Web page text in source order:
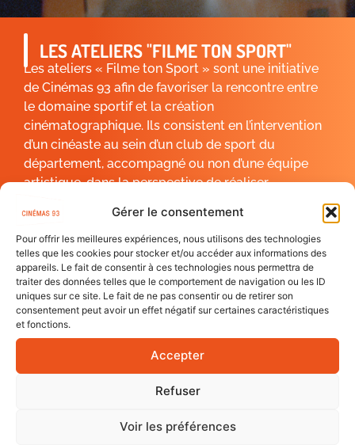
Gérer le consentement
Pour offrir les meilleures expériences, nous utilisons des technologies
telles que les cookies pour stocker et/ou accéder aux informations des
appareils. Le fait de consentir à ces technologies nous permettra de
traiter des données telles que le comportement de navigation ou les ID
uniques sur ce site. Le fait de ne pas consentir ou de retirer son
consentement peut avoir un effet négatif sur certaines caractéristiques
et fonctions.
Accepter
Refuser
Voir les préférences
LES ATELIERS "FILME TON SPORT"
Les ateliers « Filme ton Sport » sont une initiative
de Cinémas 93 afin de favoriser la rencontre entre
le domaine sportif et la création
cinématographique. Ils consistent en l’intervention
d’un cinéaste au sein d’un club de sport du
département, accompagné ou non d’une équipe
artistique, dans la perspective de réaliser
collectivement un court métrage mettant en avant
la discipline sportive des adhérents. Depuis août
2022, 9 ateliers se sont déroulés en partenariat
avec 9 structures sportives différentes.
En savoir +